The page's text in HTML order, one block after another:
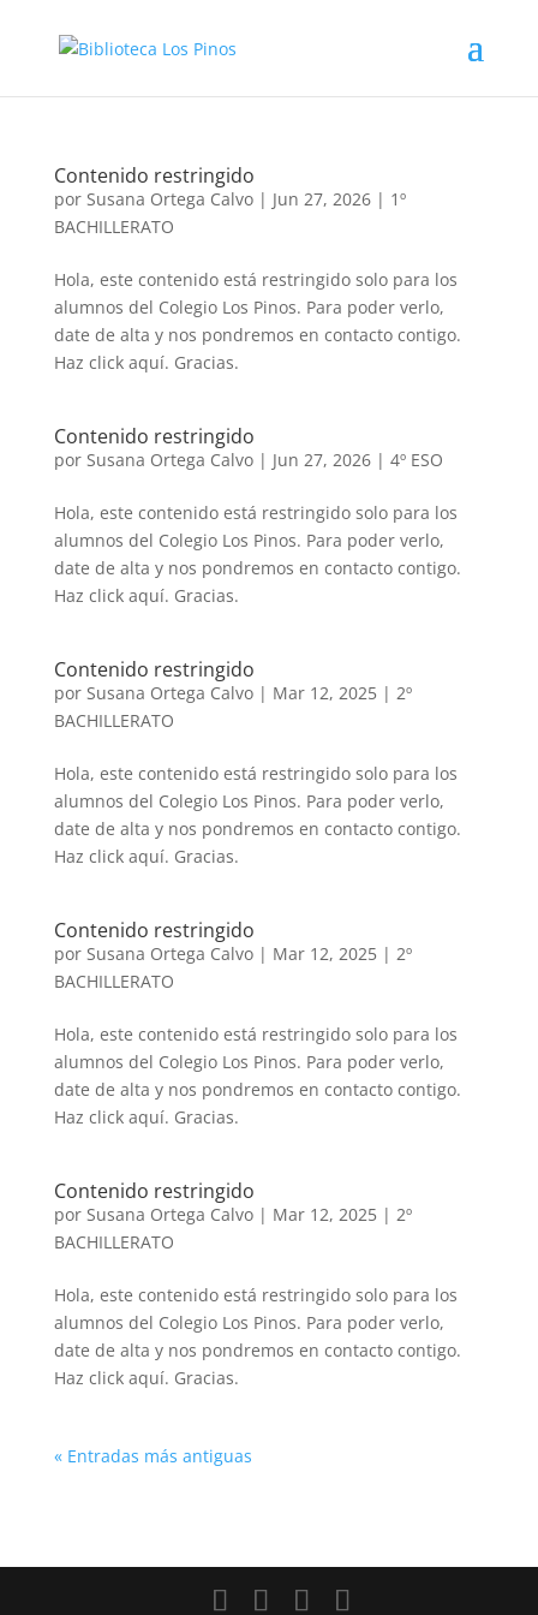
Contenido restringido
por Susana Ortega Calvo| Jun 27, 2026| 1º
BACHILLERATO
Hola, este contenido está restringido solo para los
alumnos del Colegio Los Pinos. Para poder verlo,
date de alta y nos pondremos en contacto contigo.
Haz click aquí. Gracias.
Contenido restringido
por Susana Ortega Calvo| Jun 27, 2026| 4º ESO
Hola, este contenido está restringido solo para los
alumnos del Colegio Los Pinos. Para poder verlo,
date de alta y nos pondremos en contacto contigo.
Haz click aquí. Gracias.
Contenido restringido
por Susana Ortega Calvo| Mar 12, 2025| 2º
BACHILLERATO
Hola, este contenido está restringido solo para los
alumnos del Colegio Los Pinos. Para poder verlo,
date de alta y nos pondremos en contacto contigo.
Haz click aquí. Gracias.
Contenido restringido
por Susana Ortega Calvo| Mar 12, 2025| 2º
BACHILLERATO
Hola, este contenido está restringido solo para los
alumnos del Colegio Los Pinos. Para poder verlo,
date de alta y nos pondremos en contacto contigo.
Haz click aquí. Gracias.
Contenido restringido
por Susana Ortega Calvo| Mar 12, 2025| 2º
BACHILLERATO
Hola, este contenido está restringido solo para los
alumnos del Colegio Los Pinos. Para poder verlo,
date de alta y nos pondremos en contacto contigo.
Haz click aquí. Gracias.
« Entradas más antiguas